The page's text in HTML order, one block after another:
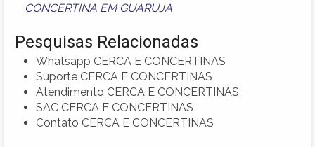
CONCERTINA EM GUARUJA
Pesquisas Relacionadas
Whatsapp CERCA E CONCERTINAS
Suporte CERCA E CONCERTINAS
Atendimento CERCA E CONCERTINAS
SAC CERCA E CONCERTINAS
Contato CERCA E CONCERTINAS